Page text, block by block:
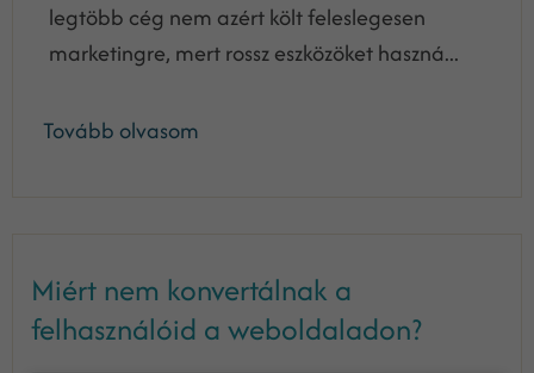
legtöbb cég nem azért költ feleslegesen
marketingre, mert rossz eszközöket haszná...
Tovább olvasom
Miért nem konvertálnak a
felhasználóid a weboldaladon?